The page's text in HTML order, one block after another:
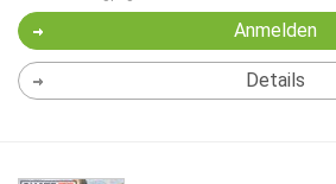
Anmelden
Details